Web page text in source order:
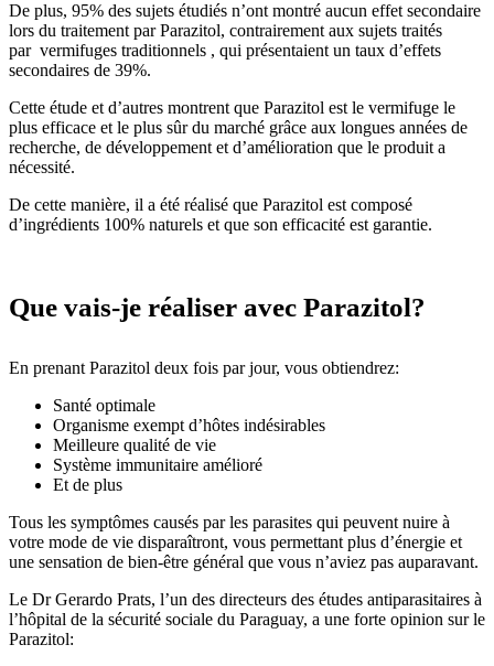
De plus, 95% des sujets étudiés n’ont montré aucun effet secondaire
lors du traitement par Parazitol, contrairement aux sujets traités
par vermifuges traditionnels , qui présentaient un taux d’effets
secondaires de 39%.
Cette étude et d’autres montrent que Parazitol est le vermifuge le
plus efficace et le plus sûr du marché grâce aux longues années de
recherche, de développement et d’amélioration que le produit a
nécessité.
De cette manière, il a été réalisé que Parazitol est composé
d’ingrédients 100% naturels et que son efficacité est garantie.
Que vais-je réaliser avec Parazitol?
En prenant Parazitol deux fois par jour, vous obtiendrez:
Santé optimale
Organisme exempt d’hôtes indésirables
Meilleure qualité de vie
Système immunitaire amélioré
Et de plus
Tous les symptômes causés par les parasites qui peuvent nuire à
votre mode de vie disparaîtront, vous permettant plus d’énergie et
une sensation de bien-être général que vous n’aviez pas auparavant.
Le Dr Gerardo Prats, l’un des directeurs des études antiparasitaires à
l’hôpital de la sécurité sociale du Paraguay, a une forte opinion sur le
Parazitol: